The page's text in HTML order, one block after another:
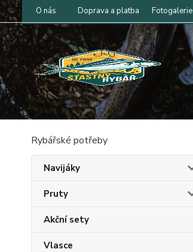
O nás Doprava a platba Fotogalerie
Rybářské potřeby
Navijáky
Pruty
Akční sety
Vlasce